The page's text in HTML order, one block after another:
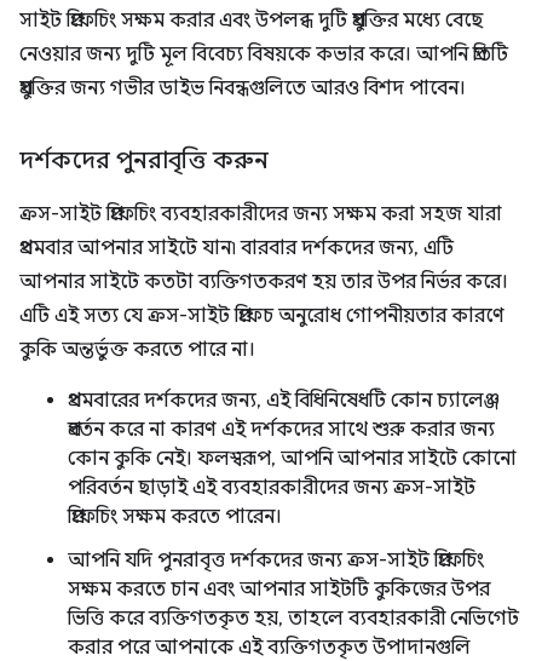
সাইট প্রিফেচিং সক্ষম করার এবং উপলব্ধ দুটি প্রযুক্তির মধ্যে বেছে
নেওয়ার জন্য দুটি মূল বিবেচ্য বিষয়কে কভার করে। আপনি প্রতিটি
প্রযুক্তির জন্য গভীর ডাইভ নিবন্ধগুলিতে আরও বিশদ পাবেন।
দর্শকদের পুনরাবৃত্তি করুন
ক্রস-সাইট প্রিফেচিং ব্যবহারকারীদের জন্য সক্ষম করা সহজ যারা
প্রথমবার আপনার সাইটে যান৷ বারবার দর্শকদের জন্য, এটি
আপনার সাইটে কতটা ব্যক্তিগতকরণ হয় তার উপর নির্ভর করে।
এটি এই সত্য যে ক্রস-সাইট প্রিফেচ অনুরোধ গোপনীয়তার কারণে
কুকি অন্তর্ভুক্ত করতে পারে না।
প্রথমবারের দর্শকদের জন্য, এই বিধিনিষেধটি কোন চ্যালেঞ্জ
প্রবর্তন করে না কারণ এই দর্শকদের সাথে শুরু করার জন্য
কোন কুকি নেই। ফলস্বরূপ, আপনি আপনার সাইটে কোনো
পরিবর্তন ছাড়াই এই ব্যবহারকারীদের জন্য ক্রস-সাইট
প্রিফেচিং সক্ষম করতে পারেন।
আপনি যদি পুনরাবৃত্ত দর্শকদের জন্য ক্রস-সাইট প্রিফেচিং
সক্ষম করতে চান এবং আপনার সাইটটি কুকিজের উপর
ভিত্তি করে ব্যক্তিগতকৃত হয়, তাহলে ব্যবহারকারী নেভিগেট
করার পরে আপনাকে এই ব্যক্তিগতকৃত উপাদানগুলি